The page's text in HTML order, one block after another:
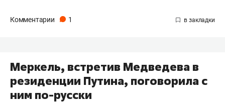
Комментарии 1
Меркель, встретив Медведева в
резиденции Путина, поговорила с
ним по-русски